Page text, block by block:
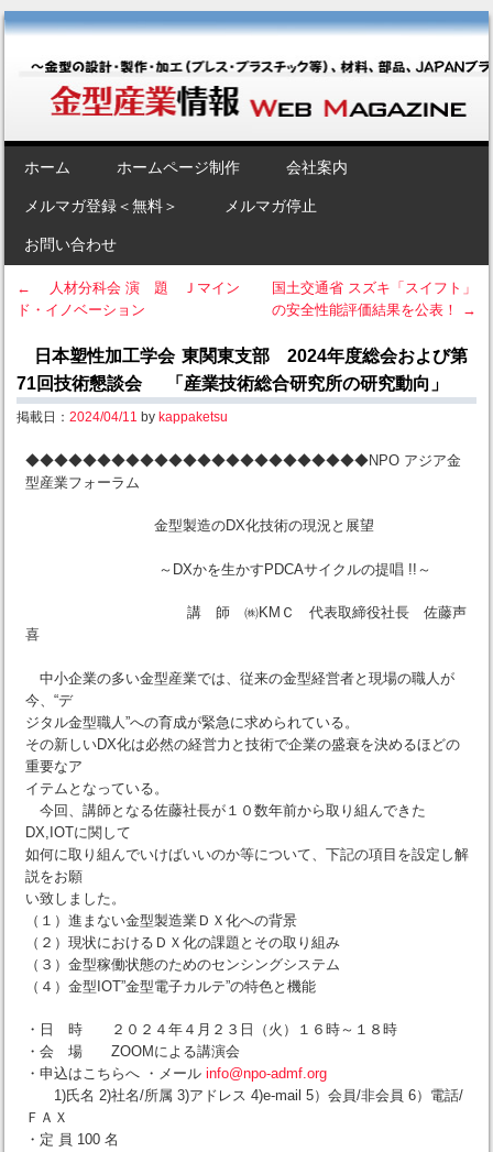
金型産業情報 [Web Magazine]
JAPANブランド“金型”のポータルサイト～
Menu
SKIP TO CONTENT
ホーム ホームページ制作 会社案内
メルマガ登録＜無料＞ メルマガ停止
お問い合わせ
Post navigation
←
人材分科会 演 題 Ｊマイン
ド・イノベーション
国土交通省 スズキ「スイフト」
の安全性能評価結果を公表！
→
日本塑性加工学会 東関東支部 2024年度総会および第
71回技術懇談会 「産業技術総合研究所の研究動向」
掲載日： 2024/04/11 by kappaketsu
◆◆◆◆◆◆◆◆◆◆◆◆◆◆◆◆◆◆◆◆◆◆◆◆NPO アジア金
型産業フォーラム
金型製造のDX化技術の現況と展望
～DXかを生かすPDCAサイクルの提唱 !!～
講 師 ㈱KMＣ 代表取締役社長 佐藤声
喜
中小企業の多い金型産業では、従来の金型経営者と現場の職人が
今、“デ
ジタル金型職人”への育成が緊急に求められている。
その新しいDX化は必然の経営力と技術で企業の盛衰を決めるほどの
重要なア
イテムとなっている。
今回、講師となる佐藤社長が１０数年前から取り組んできた
DX,IOTに関して
如何に取り組んでいけばいいのか等について、下記の項目を設定し解
説をお願
い致しました。
（１）進まない金型製造業ＤＸ化への背景
（２）現状におけるＤＸ化の課題とその取り組み
（３）金型稼働状態のためのセンシングシステム
（４）金型IOT”金型電子カルテ”の特色と機能
・日 時 ２０２４年４月２３日（火）１６時～１８時
・会 場 ZOOMによる講演会
・申込はこちらへ ・メール info@npo-admf.org
1)氏名 2)社名/所属 3)アドレス 4)e-mail 5）会員/非会員 6）電話/
ＦＡＸ
・定 員 100 名